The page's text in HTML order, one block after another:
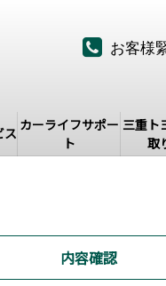
お客様
ス カーライフサポー
ト
三重ト
取
内容確認